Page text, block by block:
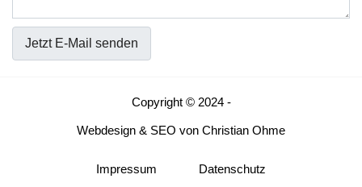
Jetzt E-Mail senden
Copyright © 2024 -
Webdesign & SEO von Christian Ohme
Impressum Datenschutz